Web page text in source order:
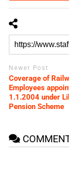
Newer Post
Coverage of
Employees
1.1.2004 under
Pension Scheme